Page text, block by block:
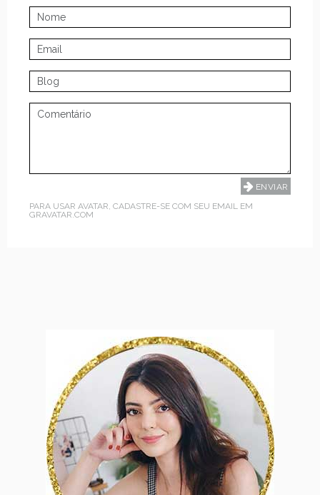
PARA USAR AVATAR, CADASTRE-SE COM SEU EMAIL EM
GRAVATAR.COM